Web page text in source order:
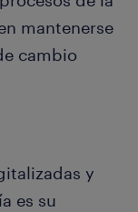
mantenerse
cambio
y
es su